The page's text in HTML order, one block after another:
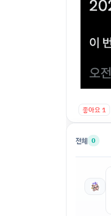
좋아요1
전체 0